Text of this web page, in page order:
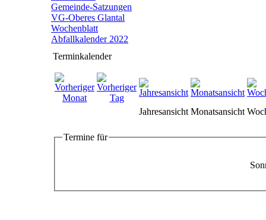
Gemeinde-Satzungen
VG-Oberes Glantal
Wochenblatt
Abfallkalender 2022
Terminkalender
Jahresansicht Monatsansicht
Termine für